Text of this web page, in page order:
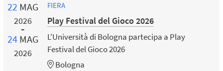
22 MAG
2026
24 MAG
2026
FIERA
Play Festival del Gioco 2026
L'Università di Bologna partecipa a Play
Festival del Gioco 2026
Bologna